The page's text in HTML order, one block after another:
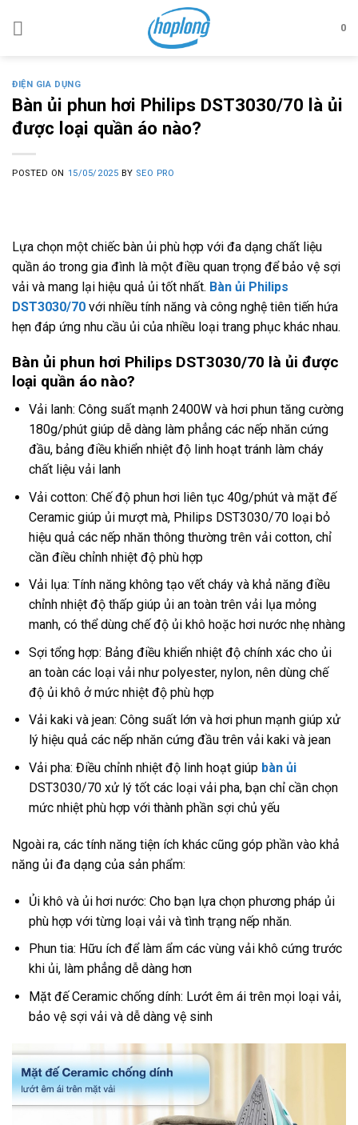
0
ĐIỆN GIA DỤNG
Bàn ủi phun hơi Philips DST3030/70 là ủi
được loại quần áo nào?
POSTED ON 15/05/2025 BY SEO PRO
Lựa chọn một chiếc bàn ủi phù hợp với đa dạng chất liệu
quần áo trong gia đình là một điều quan trọng để bảo vệ sợi
vải và mang lại hiệu quả ủi tốt nhất. Bàn ủi Philips
DST3030/70 với nhiều tính năng và công nghệ tiên tiến hứa
hẹn đáp ứng nhu cầu ủi của nhiều loại trang phục khác nhau.
Bàn ủi phun hơi Philips DST3030/70 là ủi được
loại quần áo nào?
Vải lanh: Công suất mạnh 2400W và hơi phun tăng cường
180g/phút giúp dễ dàng làm phẳng các nếp nhăn cứng
đầu, bảng điều khiển nhiệt độ linh hoạt tránh làm cháy
chất liệu vải lanh
Vải cotton: Chế độ phun hơi liên tục 40g/phút và mặt đế
Ceramic giúp ủi mượt mà, Philips DST3030/70 loại bỏ
hiệu quả các nếp nhăn thông thường trên vải cotton, chỉ
cần điều chỉnh nhiệt độ phù hợp
Vải lụa: Tính năng không tạo vết cháy và khả năng điều
chỉnh nhiệt độ thấp giúp ủi an toàn trên vải lụa mỏng
manh, có thể dùng chế độ ủi khô hoặc hơi nước nhẹ nhàng
Sợi tổng hợp: Bảng điều khiển nhiệt độ chính xác cho ủi
an toàn các loại vải như polyester, nylon, nên dùng chế
độ ủi khô ở mức nhiệt độ phù hợp
Vải kaki và jean: Công suất lớn và hơi phun mạnh giúp xử
lý hiệu quả các nếp nhăn cứng đầu trên vải kaki và jean
Vải pha: Điều chỉnh nhiệt độ linh hoạt giúp bàn ủi
DST3030/70 xử lý tốt các loại vải pha, bạn chỉ cần chọn
mức nhiệt phù hợp với thành phần sợi chủ yếu
Ngoài ra, các tính năng tiện ích khác cũng góp phần vào khả
năng ủi đa dạng của sản phẩm:
Ủi khô và ủi hơi nước: Cho bạn lựa chọn phương pháp ủi
phù hợp với từng loại vải và tình trạng nếp nhăn.
Phun tia: Hữu ích để làm ẩm các vùng vải khô cứng trước
khi ủi, làm phẳng dễ dàng hơn
Mặt đế Ceramic chống dính: Lướt êm ái trên mọi loại vải,
bảo vệ sợi vải và dễ dàng vệ sinh